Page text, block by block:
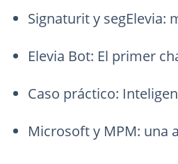
Signaturit y segElevia:
Elevia Bot: El primer
Caso práctico:
Microsoft y MPM: una